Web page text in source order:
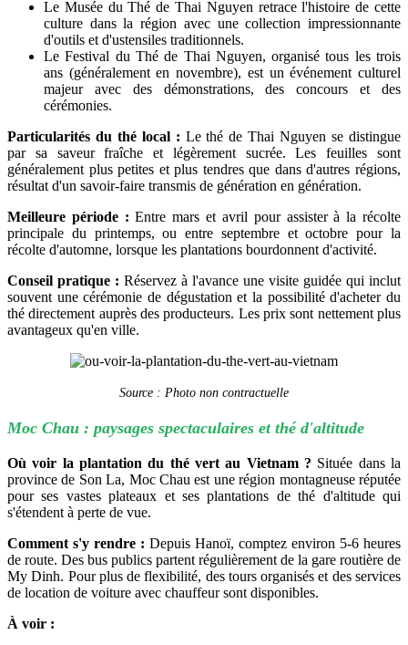
Le Musée du Thé de Thai Nguyen retrace l'histoire de cette
culture dans la région avec une collection impressionnante
d'outils et d'ustensiles traditionnels.
Le Festival du Thé de Thai Nguyen, organisé tous les trois
ans (généralement en novembre), est un événement culturel
majeur avec des démonstrations, des concours et des
cérémonies.
Particularités du thé local : Le thé de Thai Nguyen se distingue
par sa saveur fraîche et légèrement sucrée. Les feuilles sont
généralement plus petites et plus tendres que dans d'autres régions,
résultat d'un savoir-faire transmis de génération en génération.
Meilleure période : Entre mars et avril pour assister à la récolte
principale du printemps, ou entre septembre et octobre pour la
récolte d'automne, lorsque les plantations bourdonnent d'activité.
Conseil pratique : Réservez à l'avance une visite guidée qui inclut
souvent une cérémonie de dégustation et la possibilité d'acheter du
thé directement auprès des producteurs. Les prix sont nettement plus
avantageux qu'en ville.
Source : Photo non contractuelle
Moc Chau : paysages spectaculaires et thé d'altitude
Où voir la plantation du thé vert au Vietnam ? Située dans la
province de Son La, Moc Chau est une région montagneuse réputée
pour ses vastes plateaux et ses plantations de thé d'altitude qui
s'étendent à perte de vue.
Comment s'y rendre : Depuis Hanoï, comptez environ 5-6 heures
de route. Des bus publics partent régulièrement de la gare routière de
My Dinh. Pour plus de flexibilité, des tours organisés et des services
de location de voiture avec chauffeur sont disponibles.
À voir :